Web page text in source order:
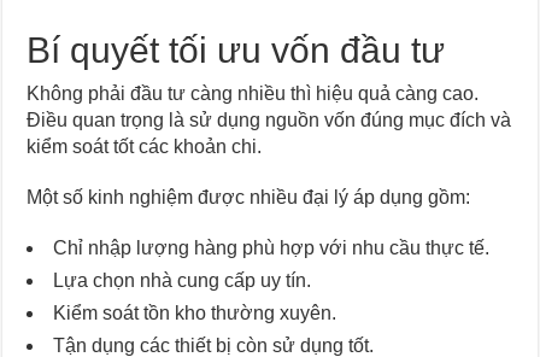
Bí quyết tối ưu vốn đầu tư
Không phải đầu tư càng nhiều thì hiệu quả càng cao.
Điều quan trọng là sử dụng nguồn vốn đúng mục đích và
kiểm soát tốt các khoản chi.
Một số kinh nghiệm được nhiều đại lý áp dụng gồm:
Chỉ nhập lượng hàng phù hợp với nhu cầu thực tế.
Lựa chọn nhà cung cấp uy tín.
Kiểm soát tồn kho thường xuyên.
Tận dụng các thiết bị còn sử dụng tốt.